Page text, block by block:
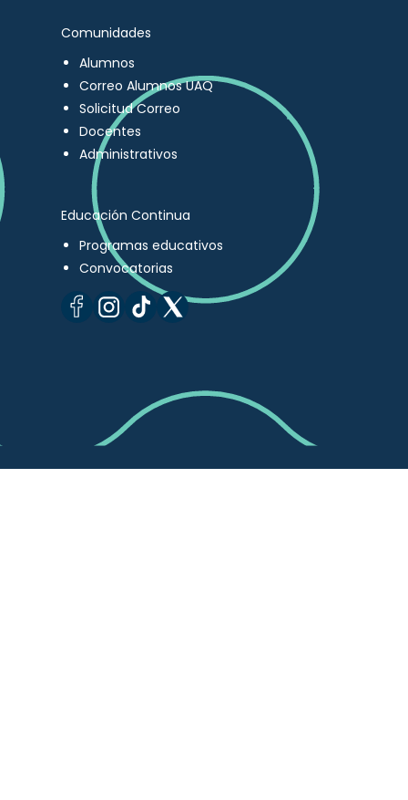
Comunidades
Alumnos
Correo Alumnos UAQ
Solicitud Correo
Docentes
Administrativos
Educación Continua
Programas educativos
Convocatorias